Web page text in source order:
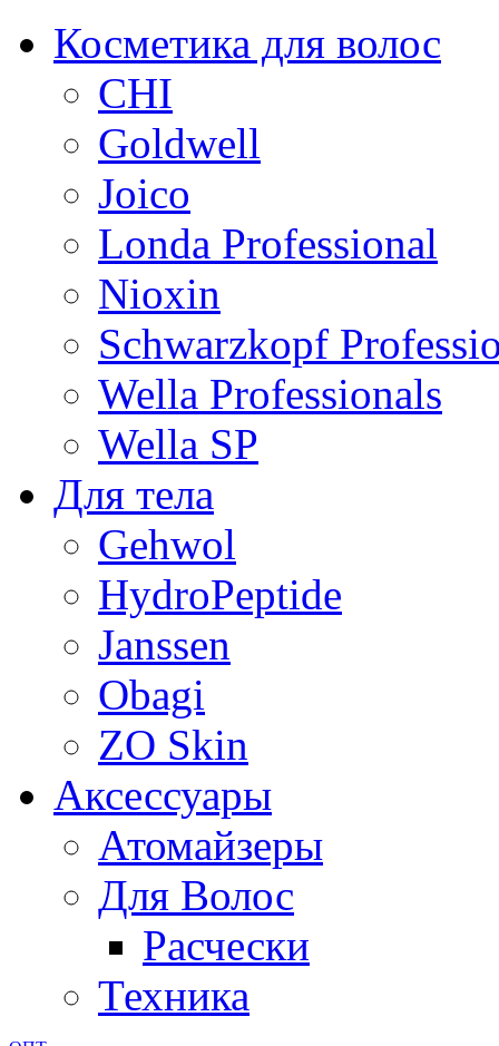
Косметика для волос
CHI
Goldwell
Joico
Londa Professional
Nioxin
Schwarzkopf
Wella Professionals
Wella SP
Для тела
Gehwol
HydroPeptide
Janssen
Obagi
ZO Skin
Aксессуары
Атомайзеры
Для Волос
Расчески
Техника